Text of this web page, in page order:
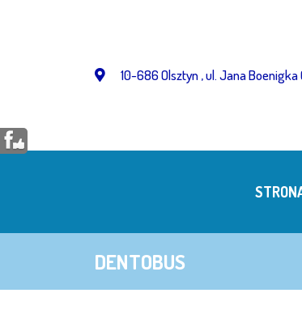
10-686 Olsztyn , ul. Jana Boenigka
DENTOBUS